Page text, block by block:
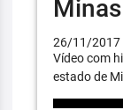
26/11/2017
Vídeo com
estado de